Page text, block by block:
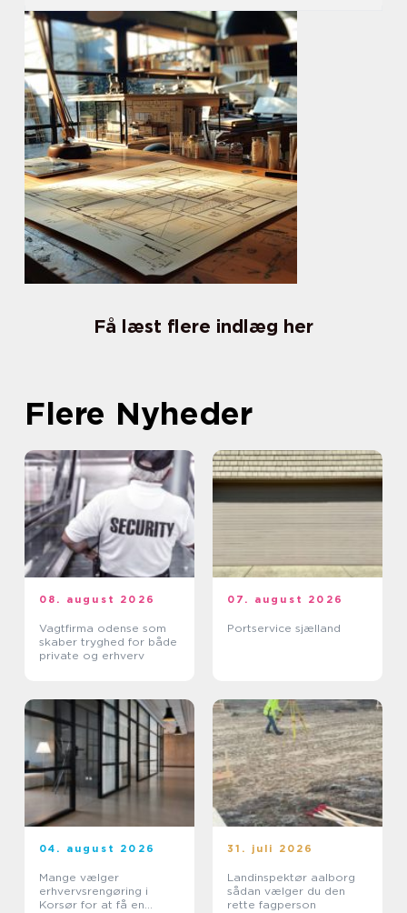
Få læst flere indlæg her
Flere Nyheder
08. august 2026
Vagtfirma odense som
skaber tryghed for både
private og erhverv
07. august 2026
Portservice sjælland
04. august 2026
Mange vælger
erhvervsrengøring i
Korsør for at få en
31. juli 2026
Landinspektør aalborg
sådan vælger du den
rette fagperson